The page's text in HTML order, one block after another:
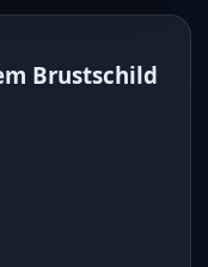
Brustschild